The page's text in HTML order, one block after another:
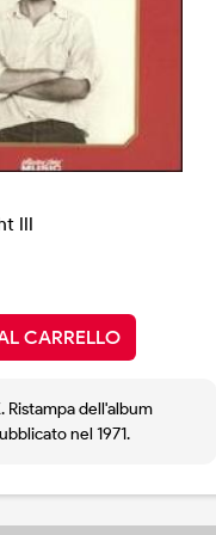
III
CARRELLO
Ristampa dell'album
nel 1971.